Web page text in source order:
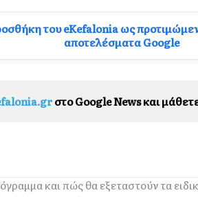
του eKefalonia ως
αποτελέσματα Google
στο Google News και
και πώς θα εξεταστούν τα